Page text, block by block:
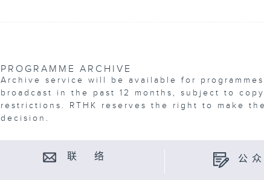
PROGRAMME ARCHIVE
Archive service will be available for programmes
broadcast in the past 12 months, subject to
restrictions. RTHK reserves the right to make
decision.
联 络 公